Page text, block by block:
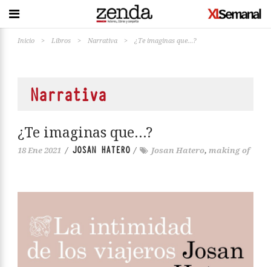
Inicio > Libros > Narrativa > ¿Te imaginas que…?
Narrativa
¿Te imaginas que…?
18 Ene 2021 / JOSAN HATERO / Josan Hatero, making of